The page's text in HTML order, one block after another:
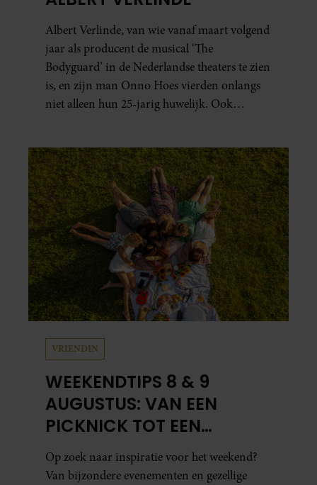
Albert Verlinde, van wie vanaf maart volgend
jaar als producent de musical ‘The
Bodyguard’ in de Nederlandse theaters te zien
is, en zijn man Onno Hoes vierden onlangs
niet alleen hun 25-jarig huwelijk. Ook
VRIENDIN
WEEKENDTIPS 8 & 9
AUGUSTUS: VAN EEN
PICKNICK TOT EEN
VOGELHUISJE MAKEN
Op zoek naar inspiratie voor het weekend?
Van bijzondere evenementen en gezellige